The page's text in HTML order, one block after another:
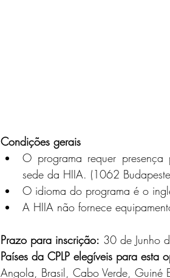
Condições gerais
O programa requer presença
sede da HIIA. (1062
O idioma do programa é o
A HIIA não fornece
Prazo para inscrição: 30 de Junho
Países da CPLP elegíveis para esta
Angola, Brasil, Cabo Verde, Guiné